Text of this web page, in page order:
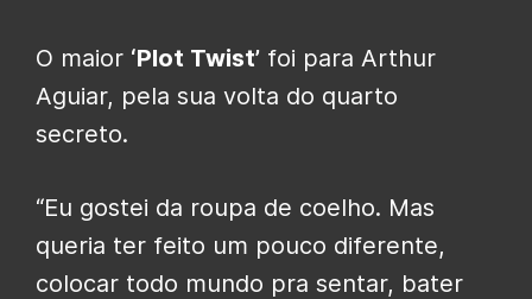
O maior ‘Plot Twist’ foi para Arthur
Aguiar, pela sua volta do quarto
secreto.
“Eu gostei da roupa de coelho. Mas
queria ter feito um pouco diferente,
colocar todo mundo pra sentar, bater